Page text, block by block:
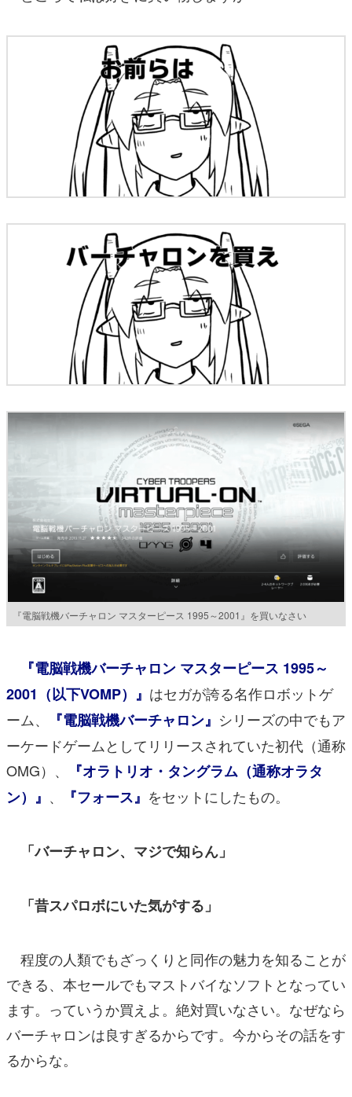
『電脳戦機バーチャロン マスターピース 1995～2001』を買いなさい
『電脳戦機バーチャロン マスターピース 1995～
2001（以下VOMP）』 はセガが誇る名作ロボットゲ
ーム、
『電脳戦機バーチャロン』 シリーズの中でもア
ーケードゲームとしてリリースされていた初代（通称
OMG）、
『オラトリオ・タングラム（通称オラタ
ン）』 、 『フォース』 をセットにしたもの。
「バーチャロン、マジで知らん」
「昔スパロボにいた気がする」
程度の人類でもざっくりと同作の魅力を知ることが
できる、本セールでもマストバイなソフトとなってい
ます。っていうか買えよ。絶対買いなさい。なぜなら
バーチャロンは良すぎるからです。今からその話をす
るからな。